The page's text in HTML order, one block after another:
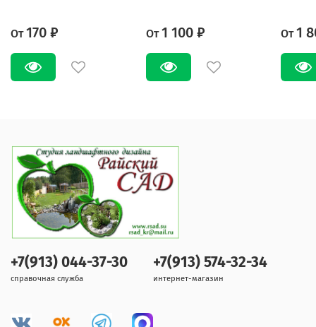
От 170 ₽ От 1 100 ₽ От 1
+7(913) 044-37-30
справочная служба
+7(913) 574-32-34
интернет-магазин